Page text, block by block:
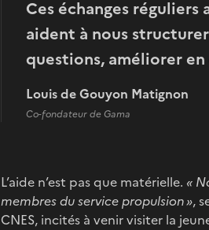
Ces échanges
aident à nous
questions, améliorer
Louis de Gouyon Matignon
Co-fondateur de Gama
L’aide n’est pas que matérielle. «
membres du service propulsion »,
CNES, incités à venir visiter la